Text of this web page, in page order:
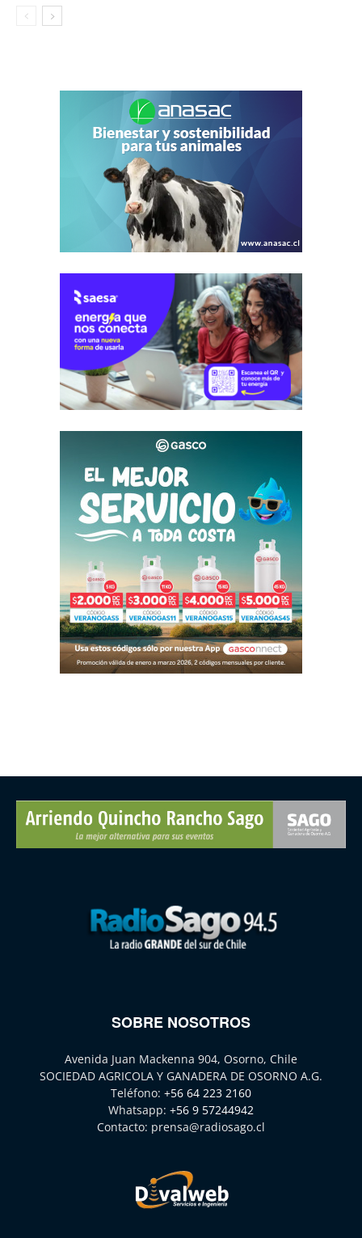
SOBRE NOSOTROS
Avenida Juan Mackenna 904, Osorno, Chile
SOCIEDAD AGRICOLA Y GANADERA DE OSORNO A.G.
Teléfono: +56 64 223 2160
Whatsapp: +56 9 57244942
Contacto: prensa@radiosago.cl